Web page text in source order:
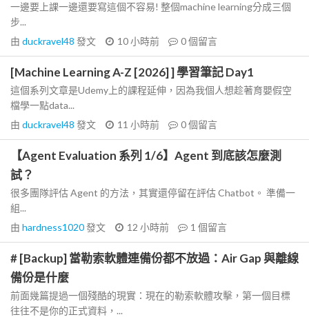
一邊要上課一邊還要寫這個不容易! 整個machine learning分成三個
步...
由 duckravel48 發文 10 小時前 0個留言
[Machine Learning A-Z [2026] ] 學習筆記 Day1
這個系列文章是Udemy上的課程延伸，因為我個人想趁著育嬰假空
檔學一點data...
由 duckravel48 發文 11 小時前 0個留言
【Agent Evaluation 系列 1/6】Agent 到底該怎麼測
試？
很多團隊評估 Agent 的方法，其實還停留在評估 Chatbot。 準備一
組...
由 hardness1020發文 12 小時前 1 個留言
# [Backup] 當勒索軟體連備份都不放過：Air Gap 與離線
備份是什麼
前面幾篇提過一個殘酷的現實：現在的勒索軟體攻擊，第一個目標
往往不是你的正式資料，...